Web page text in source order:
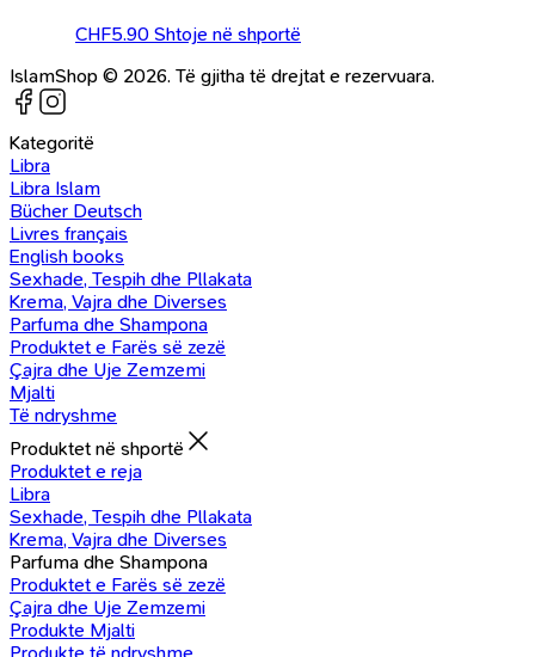
CHF5.90 Shtoje në shportë
IslamShop © 2026. Të gjitha të drejtat e rezervuara.
Kategoritë
Libra
Libra Islam
Bücher Deutsch
Livres français
English books
Sexhade, Tespih dhe Pllakata
Krema, Vajra dhe Diverses
Parfuma dhe Shampona
Produktet e Farës së zezë
Çajra dhe Uje Zemzemi
Mjalti
Të ndryshme
Produktet në shportë
Produktet e reja
Libra
Sexhade, Tespih dhe Pllakata
Krema, Vajra dhe Diverses
Parfuma dhe Shampona
Produktet e Farës së zezë
Çajra dhe Uje Zemzemi
Produkte Mjalti
Produkte të ndryshme